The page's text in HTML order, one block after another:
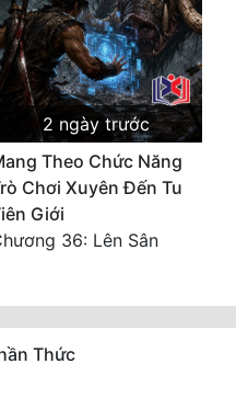
2 ngày trước
Theo Chức Năng
Chơi Xuyên Đến Tu
Giới
36: Lên Sân
Thức